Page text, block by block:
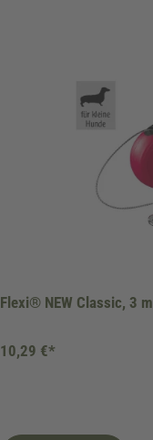
Flexi® NEW Classic, 3
10,29 €*